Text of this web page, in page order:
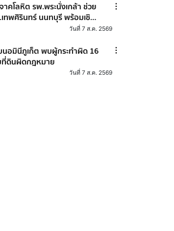
คโลหิต รพ.พระนั่งเกล้า ช่วย
เทพศิรินทร์ นนทบุรี พร้อมเชิญ
หายใจผู้บาดเจ็บ
วันที่ 7 ส.ค. 2569
นอมินีภูเก็ต พบผู้กระทำผิด 16
ดินผิดกฎหมาย
วันที่ 7 ส.ค. 2569